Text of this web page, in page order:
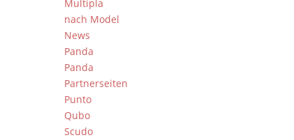
Multipla
nach Model
News
Panda
Panda
Partnerseiten
Punto
Qubo
Scudo